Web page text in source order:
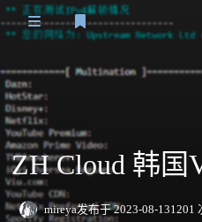
Speedtest
VPS测评
日本
日常
ZH Cloud 韩国
mireya发布于 2023-08-131201